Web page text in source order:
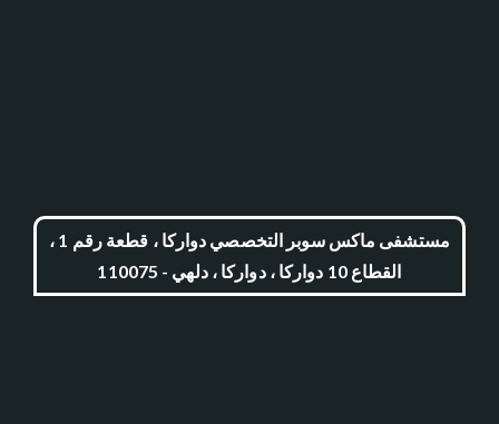
مستشفى ماكس سوبر التخصصي دواركا ، قطعة رقم 1 ،
القطاع 10 دواركا ، دواركا ، دلهي - 110075